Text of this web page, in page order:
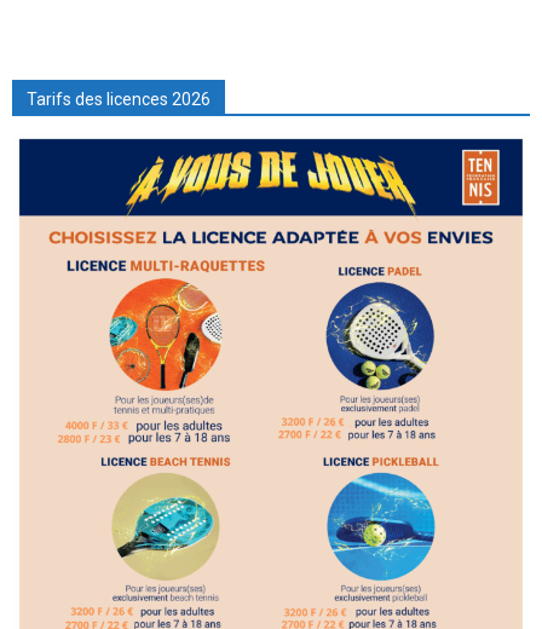
Tarifs des licences 2026